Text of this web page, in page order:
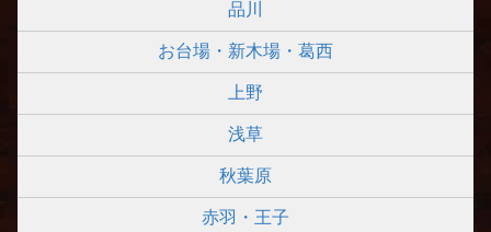
品川
お台場・新木場・葛西
上野
浅草
秋葉原
赤羽・王子